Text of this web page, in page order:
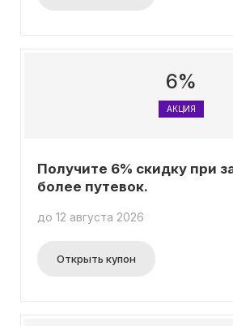
6%
АКЦИЯ
Получите 6% скидку при
более путевок.
до 12 августа 2026
Открыть купон